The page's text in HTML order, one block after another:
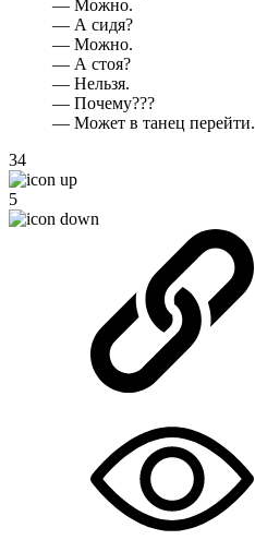
— Можно.
— А сидя?
— Можно.
— А стоя?
— Нельзя.
— Почему???
— Может в танец перейти.
34
5